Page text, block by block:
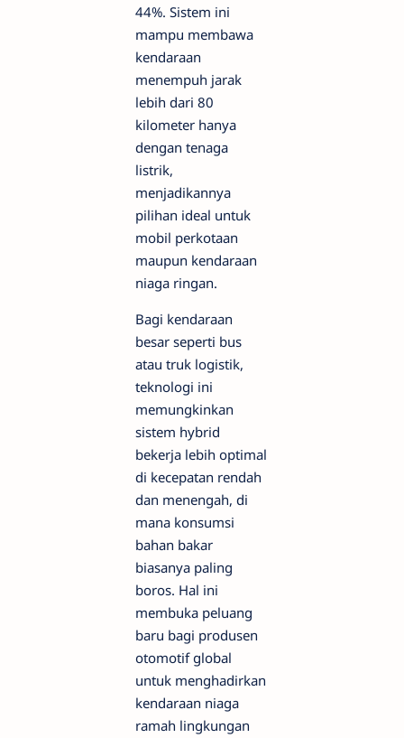
44%. Sistem ini
mampu membawa
kendaraan
menempuh jarak
lebih dari 80
kilometer hanya
dengan tenaga
listrik,
menjadikannya
pilihan ideal untuk
mobil perkotaan
maupun kendaraan
niaga ringan.
Bagi kendaraan
besar seperti bus
atau truk logistik,
teknologi ini
memungkinkan
sistem hybrid
bekerja lebih optimal
di kecepatan rendah
dan menengah, di
mana konsumsi
bahan bakar
biasanya paling
boros. Hal ini
membuka peluang
baru bagi produsen
otomotif global
untuk menghadirkan
kendaraan niaga
ramah lingkungan